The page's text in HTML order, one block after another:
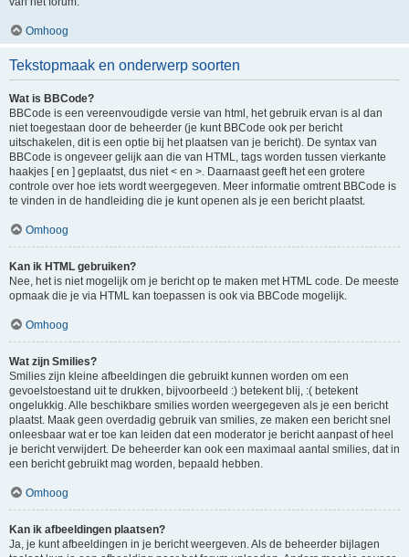
Omhoog
Tekstopmaak en onderwerp soorten
Wat is BBCode?
BBCode is een vereenvoudigde versie van html, het gebruik ervan is al dan
niet toegestaan door de beheerder (je kunt BBCode ook per bericht
uitschakelen, dit is een optie bij het plaatsen van je bericht). De syntax van
BBCode is ongeveer gelijk aan die van HTML, tags worden tussen vierkante
haakjes [ en ] geplaatst, dus niet < en >. Daarnaast geeft het een grotere
controle over hoe iets wordt weergegeven. Meer informatie omtrent BBCode is
te vinden in de handleiding die je kunt openen als je een bericht plaatst.
Omhoog
Kan ik HTML gebruiken?
Nee, het is niet mogelijk om je bericht op te maken met HTML code. De meeste
opmaak die je via HTML kan toepassen is ook via BBCode mogelijk.
Omhoog
Wat zijn Smilies?
Smilies zijn kleine afbeeldingen die gebruikt kunnen worden om een
gevoelstoestand uit te drukken, bijvoorbeeld :) betekent blij, :( betekent
ongelukkig. Alle beschikbare smilies worden weergegeven als je een bericht
plaatst. Maak geen overdadig gebruik van smilies, ze maken een bericht snel
onleesbaar wat er toe kan leiden dat een moderator je bericht aanpast of heel
je bericht verwijdert. De beheerder kan ook een maximaal aantal smilies, dat in
een bericht gebruikt mag worden, bepaald hebben.
Omhoog
Kan ik afbeeldingen plaatsen?
Ja, je kunt afbeeldingen in je bericht weergeven. Als de beheerder bijlagen